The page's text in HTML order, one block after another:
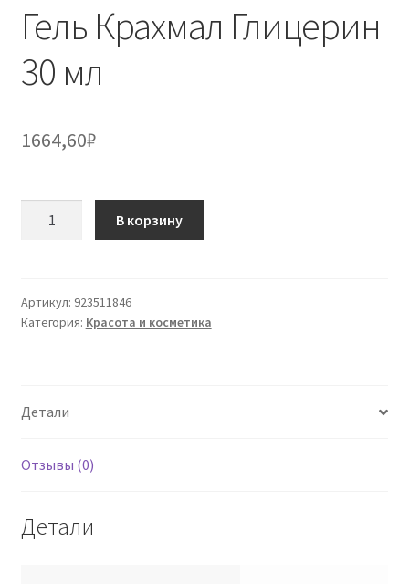
Гель Крахмал Глицерин
30 мл
1664,60₽
Глицерин
30
В корзину
Артикул: 923511846
Категория: Красота и косметика
Детали
Отзывы (0)
Детали